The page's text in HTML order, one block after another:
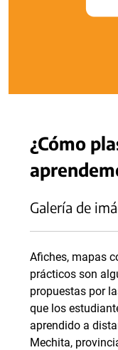
¿Cómo
Galería de
Afiches, mapas
prácticos son
propuestas por
que los
aprendido a
Mechita,